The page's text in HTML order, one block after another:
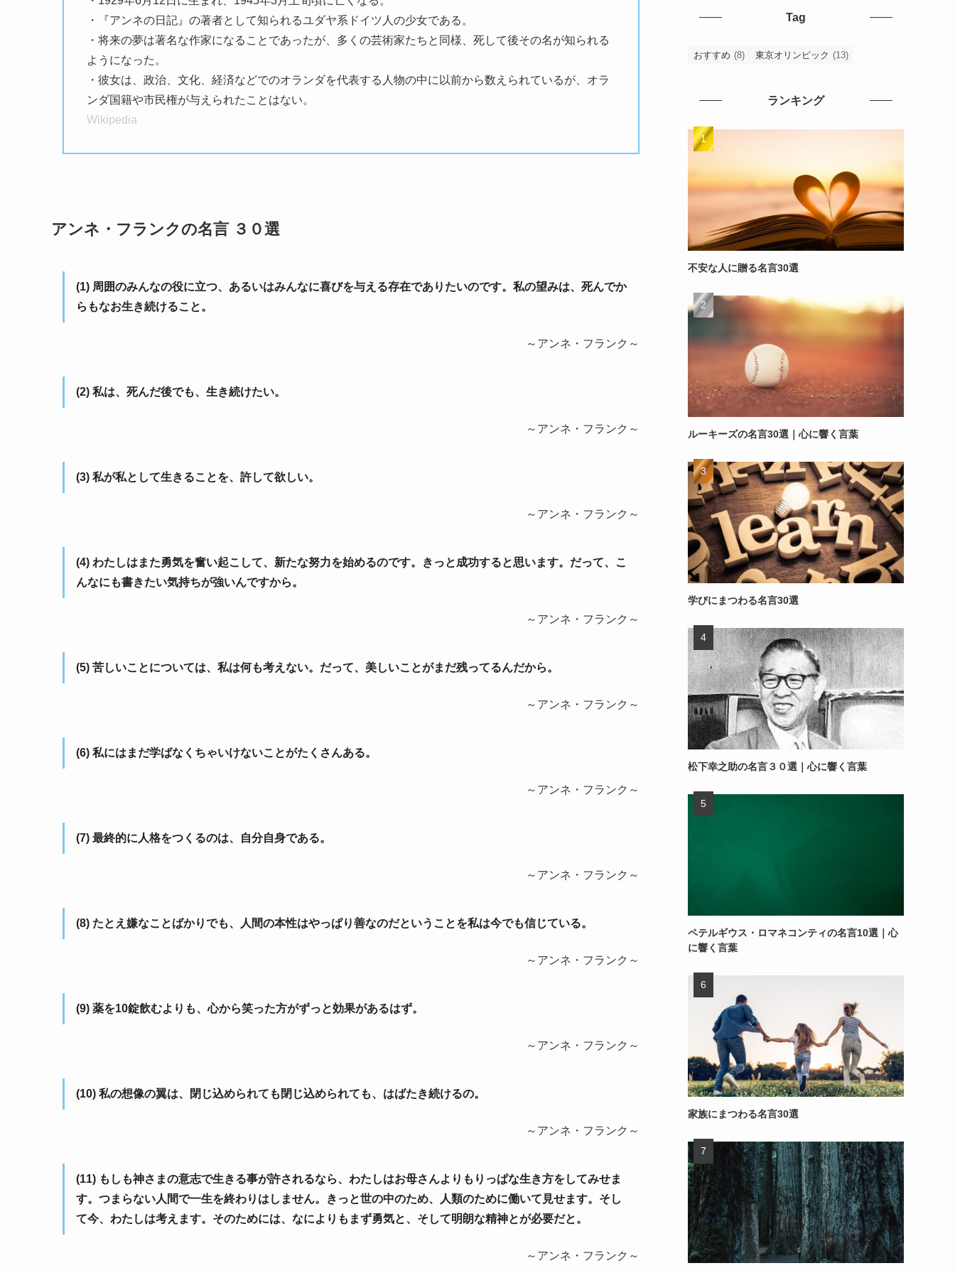
・『アンネの日記』の著者として知られるユダヤ系ドイツ人の少女である。
・将来の夢は著名な作家になることであったが、多くの芸術家たちと同様、死して後その名が知られる
ようになった。
・彼女は、政治、文化、経済などでのオランダを代表する人物の中に以前から数えられているが、オラ
ンダ国籍や市民権が与えられたことはない。
Wikipedia
アンネ・フランクの名言 ３０選
(1) 周囲のみんなの役に立つ、あるいはみんなに喜びを与える存在でありたいのです。私の望みは、死んでか
らもなお生き続けること。
～アンネ・フランク～
(2) 私は、死んだ後でも、生き続けたい。
～アンネ・フランク～
(3) 私が私として生きることを、許して欲しい。
～アンネ・フランク～
(4) わたしはまた勇気を奮い起こして、新たな努力を始めるのです。きっと成功すると思います。だって、こ
んなにも書きたい気持ちが強いんですから。
～アンネ・フランク～
(5) 苦しいことについては、私は何も考えない。だって、美しいことがまだ残ってるんだから。
～アンネ・フランク～
(6) 私にはまだ学ばなくちゃいけないことがたくさんある。
～アンネ・フランク～
(7) 最終的に人格をつくるのは、自分自身である。
～アンネ・フランク～
(8) たとえ嫌なことばかりでも、人間の本性はやっぱり善なのだということを私は今でも信じている。
～アンネ・フランク～
(9) 薬を10錠飲むよりも、心から笑った方がずっと効果があるはず。
～アンネ・フランク～
(10) 私の想像の翼は、閉じ込められても閉じ込められても、はばたき続けるの。
～アンネ・フランク～
(11) もしも神さまの意志で生きる事が許されるなら、わたしはお母さんよりもりっぱな生き方をしてみせま
す。つまらない人間で一生を終わりはしません。きっと世の中のため、人類のために働いて見せます。そし
て今、わたしは考えます。そのためには、なによりもまず勇気と、そして明朗な精神とが必要だと。
～アンネ・フランク～
Tag
おすすめ (8) 東京オリンピック (13)
ランキング
不安な人に贈る名言30選
ルーキーズの名言30選｜心に響く言葉
学びにまつわる名言30選
松下幸之助の名言３０選｜心に響く言葉
ペテルギウス・ロマネコンティの名言10選｜心
に響く言葉
家族にまつわる名言30選